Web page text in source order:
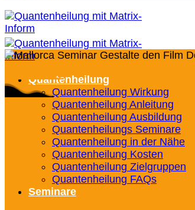
Quantenheilung
Quantenheilung Wirkung
Quantenheilung Anleitung
Quantenheilung Ausbildung
Quantenheilungs Seminare
Quantenheilung in der Nähe
Quantenheilung Kosten
Quantenheilung Zielgruppen
Quantenheilung FAQs
Seminare